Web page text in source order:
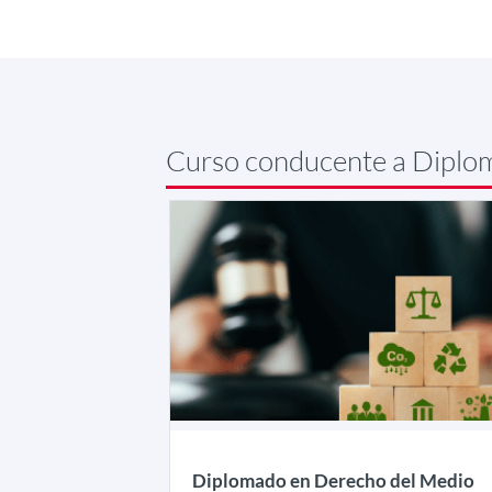
Curso conducente a
Diplomado en Derecho del Medio